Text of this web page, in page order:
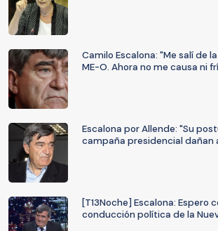
Camilo Escalona: "Me salí de
ME-O. Ahora no me causa ni
Escalona por Allende: "Su
campaña presidencial dañan
[T13Noche] Escalona: Espero
conducción política de la